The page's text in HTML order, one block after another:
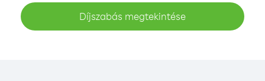
Díjszabás megtekintése